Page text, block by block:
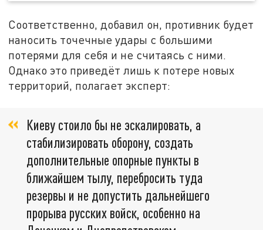
Соответственно, добавил он, противник будет
наносить точечные удары с большими
потерями для себя и не считаясь с ними.
Однако это приведёт лишь к потере новых
территорий, полагает эксперт:
Киеву стоило бы не эскалировать, а
стабилизировать оборону, создать
дополнительные опорные пункты в
ближайшем тылу, перебросить туда
резервы и не допустить дальнейшего
прорыва русских войск, особенно на